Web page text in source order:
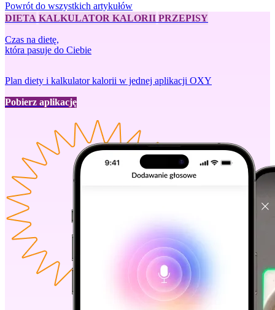
Powrót do wszystkich artykułów
DIETA KALKULATOR KALORII PRZEPISY
Czas na dietę,
która pasuje do Ciebie
Plan diety i kalkulator kalorii w jednej aplikacji OXY
Pobierz aplikację